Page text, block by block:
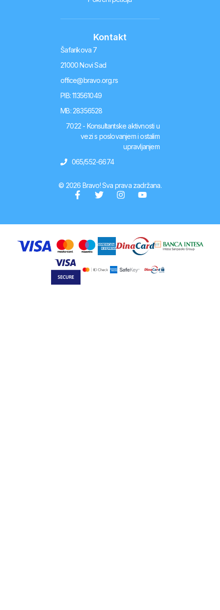
Kontakt
Šafarikova 7
21000 Novi Sad
office@bravo.org.rs
PIB: 113561049
MB: 28356528
7022 - Konsultantske aktivnosti u
vezi s poslovanjem i ostalim
upravljanjem
065/552-6674
© 2026 Bravo! Sva prava zadržana.